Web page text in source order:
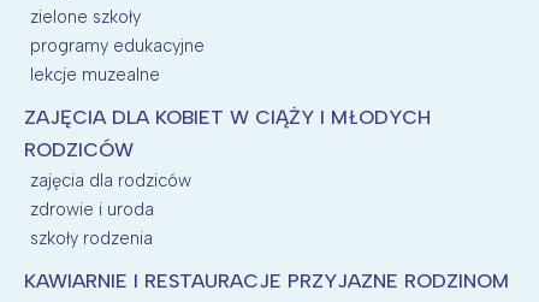
zielone szkoły
programy edukacyjne
lekcje muzealne
ZAJĘCIA DLA KOBIET W CIĄŻY I MŁODYCH
RODZICÓW
zajęcia dla rodziców
zdrowie i uroda
szkoły rodzenia
KAWIARNIE I RESTAURACJE PRZYJAZNE RODZINOM